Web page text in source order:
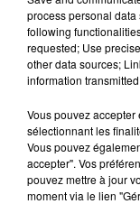
process personal
following
requested; Use
other data sources;
information
Vous pouvez accepter
sélectionnant les
Vous pouvez
accepter". Vos
pouvez mettre à jour
moment via le lien